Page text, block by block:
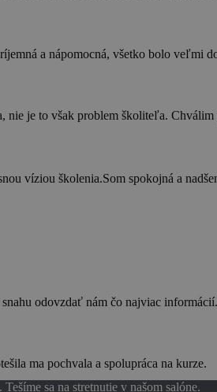
a nápomocná, všetko bolo veľmi
nie je to však problem školiteľa.
víziou školenia.Som spokojná a
odovzdať nám čo najviac informácií.
ma pochvala a spolupráca na kurze.
sa na stretnutie v našom salóne.